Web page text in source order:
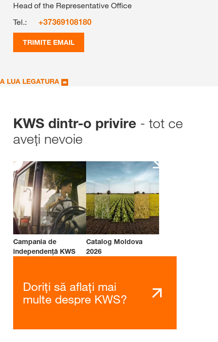
Head of the Representative Office
Tel.:
+37369108180
TRIMITE EMAIL
A LUA LEGATURA
KWS dintr-o privire - tot ce
aveți nevoie
Campania de
independenţă KWS
Catalog Moldova
2026
Doriți să aflați mai
multe despre KWS?